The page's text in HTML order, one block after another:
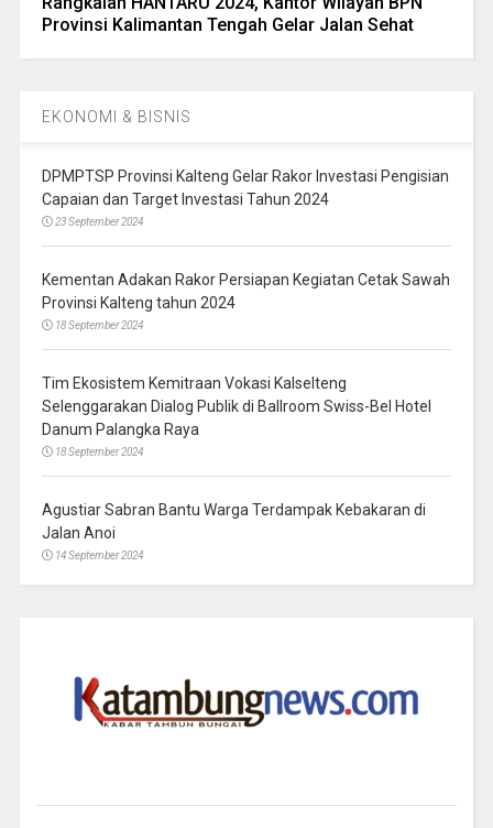
Provinsi Kalimantan Tengah Gelar Jalan Sehat
EKONOMI & BISNIS
DPMPTSP Provinsi Kalteng Gelar Rakor Investasi Pengisian
Capaian dan Target Investasi Tahun 2024
23 September 2024
Kementan Adakan Rakor Persiapan Kegiatan Cetak Sawah
Provinsi Kalteng tahun 2024
18 September 2024
Tim Ekosistem Kemitraan Vokasi Kalselteng
Selenggarakan Dialog Publik di Ballroom Swiss-Bel Hotel
Danum Palangka Raya
18 September 2024
Agustiar Sabran Bantu Warga Terdampak Kebakaran di
Jalan Anoi
14 September 2024